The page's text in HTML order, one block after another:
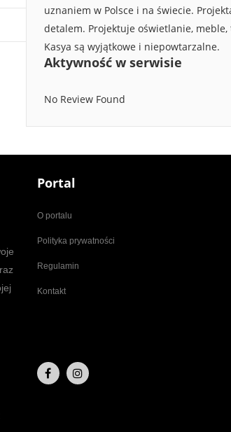
uznaniem w Polsce i na świecie.
detalem. Projektuje oświetlanie,
Kasya są wyjątkowe i niepowtarzalne. ​
Aktywność w serwisie
No Review Found
Portal
O portalu
Polityka prywatności
Regulamin
Kontakt